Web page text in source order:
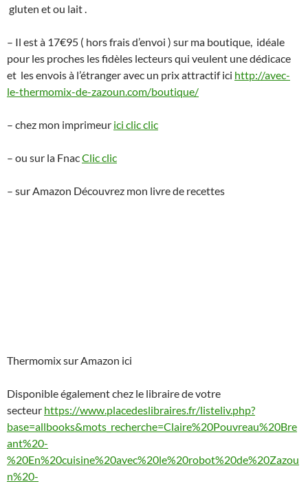
gluten et ou lait .
– Il est à 17€95 ( hors frais d’envoi ) sur ma boutique, idéale
pour les proches les fidèles lecteurs qui veulent une dédicace
et les envois à l’étranger avec un prix attractif ici http://avec-
le-thermomix-de-zazoun.com/boutique/
– chez mon imprimeur ici clic clic
– ou sur la FnacClic clic
– sur Amazon Découvrez mon livre de recettes
Thermomix sur Amazon ici
Disponible également chez le libraire de votre
secteur https://www.placedeslibraires.fr/listeliv.php?
base=allbooks&mots_recherche=Claire%20Pouvreau%20Bre
ant%20-
%20En%20cuisine%20avec%20le%20robot%20de%20Zazou
n%20-